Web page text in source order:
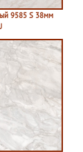
9585 S 38мм